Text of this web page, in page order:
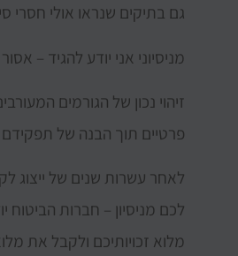
גם בתיקים שנראו אולי חסרי
מניסיוני אני יודע להגיד –
זיהוי נכון של הגורמים
פרטיים תוך הבנה של
לאחר עשרות שנים של ייצוג
לכם מניסיון – חברות
מלוא זכויותיכם ולקבל את